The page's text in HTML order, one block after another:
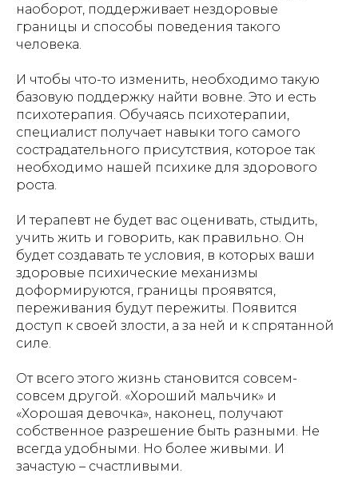
наоборот, поддерживает нездоровые
границы и способы поведения такого
человека.
И чтобы что-то изменить, необходимо такую
базовую поддержку найти вовне. Это и есть
психотерапия. Обучаясь психотерапии,
специалист получает навыки того самого
сострадательного присутствия, которое так
необходимо нашей психике для здорового
роста.
И терапевт не будет вас оценивать, стыдить,
учить жить и говорить, как правильно. Он
будет создавать те условия, в которых ваши
здоровые психические механизмы
доформируются, границы проявятся,
переживания будут пережиты. Появится
доступ к своей злости, а за ней и к спрятанной
силе.
От всего этого жизнь становится совсем-
совсем другой. «Хороший мальчик» и
«Хорошая девочка», наконец, получают
собственное разрешение быть разными. Не
всегда удобными. Но более живыми. И
зачастую – счастливыми.